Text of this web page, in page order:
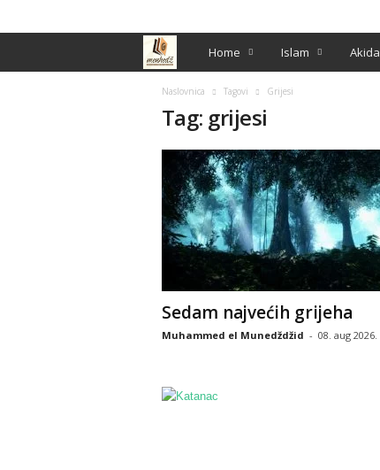
e
n
h
e
d
Home Islam Akida
Naslovnica Tagovi Grijesi
Tag: grijesi
Sedam najvećih grijeha
Muhammed el Munedždžid - 08. aug 2026.